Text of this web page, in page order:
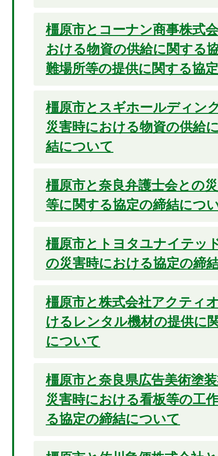
橿原市とコーナン商事株式
おける物資の供給に関する
難場所等の提供に関する協
橿原市とスギホールディン
災害時における物資の供給
結について
橿原市と奈良弁護士会との
等に関する協定の締結につ
橿原市とトヨタユナイテッ
の災害時における協定の締
橿原市と株式会社アクティ
けるレンタル機材の提供に
について
橿原市と奈良県広告美術塗
災害時における看板等の工
る協定の締結について